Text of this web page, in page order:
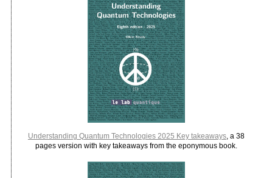
Understanding Quantum Technologies 2025 Key takeaways, a 38
pages version with key takeaways from the eponymous book.